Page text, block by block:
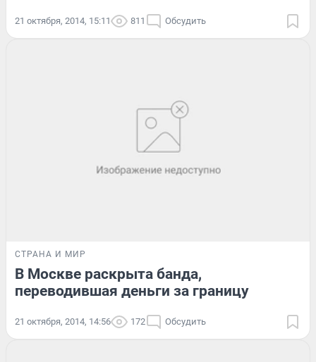
21 октября, 2014, 15:11 811 Обсудить
СТРАНА И МИР
В Москве раскрыта банда,
переводившая деньги за границу
21 октября, 2014, 14:56 172 Обсудить